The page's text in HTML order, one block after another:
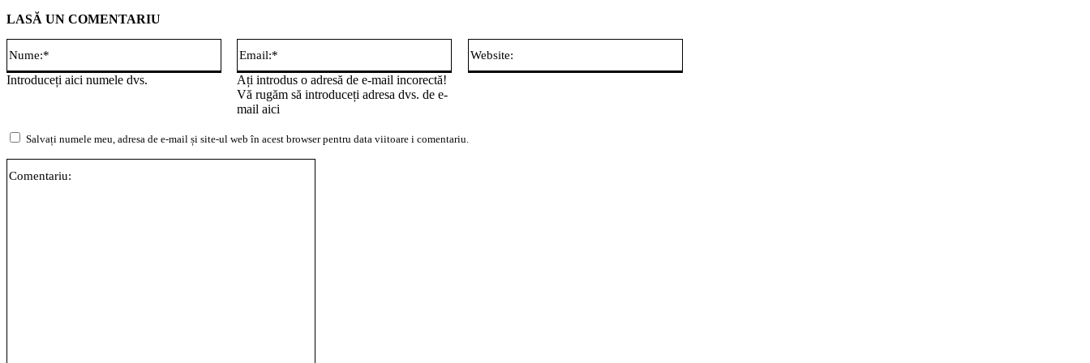
LASĂ UN COMENTARIU
Introduceți aici numele dvs.
Ați introdus o adresă de e-mail incorectă!
Vă rugăm să introduceți adresa dvs. de e-
mail aici
Salvați numele meu, adresa de e-mail și site-ul web în acest browser pentru data viitoare i comentariu.